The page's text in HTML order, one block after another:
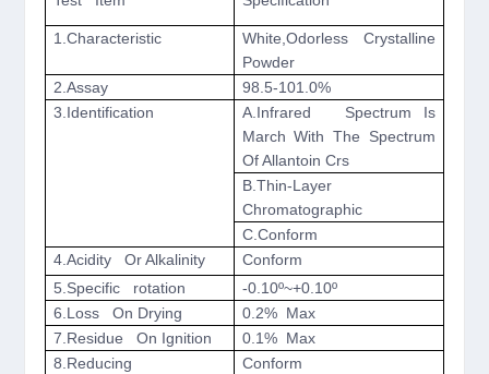
1.Characteristic
White,Odorless Crystalline
Powder
2.Assay
98.5-101.0%
3.Identification
A.Infrared Spectrum Is
March With The Spectrum
Of Allantoin Crs
B.Thin-Layer
Chromatographic
C.Conform
4.Acidity Or Alkalinity
Conform
5.Specific rotation
-0.10º~+0.10º
6.Loss On Drying
0.2% Max
7.Residue On Ignition
0.1% Max
8.Reducing
Conform